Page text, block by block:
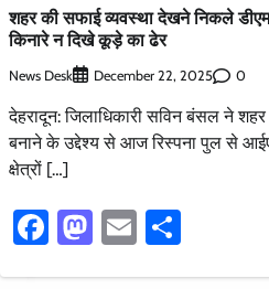
शहर की सफाई व्यवस्था देखने निकले
किनारे न दिखे कूड़े का ढेर
News Desk December 22, 2025 0
देहरादून: जिलाधिकारी सविन बंसल ने
बनाने के उद्देश्य से आज रिस्पना पुल से
क्षेत्रों […]
Facebook
Mastodon
Email